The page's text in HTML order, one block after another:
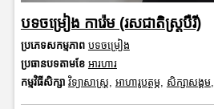
បទចម្រៀង ការ៉េម (រសជាតិស្ត្របឺរី)
ប្រភេទសកម្មភាព បទចម្រៀង
ប្រធានបទតាមខែ អារហារ
កម្មវិធីសិក្សា វិទ្យាសាស្រ្ត, អាហារូបត្ថម្ភ, សិក្សាសង្គម,